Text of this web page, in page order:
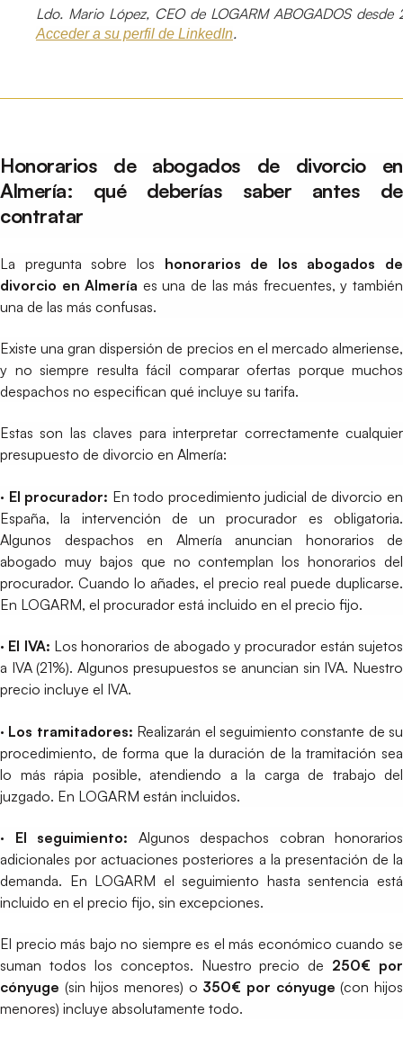
Ldo. Mario López, CEO de LOGARM ABOGADOS desde
Acceder a su perfil de LinkedIn.
Honorarios de abogados de divorcio en
Almería: qué deberías saber antes de
contratar
La pregunta sobre los honorarios de los abogados de
divorcio en Almería es una de las más frecuentes, y también
una de las más confusas.
Existe una gran dispersión de precios en el mercado almeriense,
y no siempre resulta fácil comparar ofertas porque muchos
despachos no especifican qué incluye su tarifa.
Estas son las claves para interpretar correctamente cualquier
presupuesto de divorcio en Almería:
· El procurador: En todo procedimiento judicial de divorcio en
España, la intervención de un procurador es obligatoria.
Algunos despachos en Almería anuncian honorarios de
abogado muy bajos que no contemplan los honorarios del
procurador. Cuando lo añades, el precio real puede duplicarse.
En LOGARM, el procurador está incluido en el precio fijo.
· El IVA: Los honorarios de abogado y procurador están sujetos
a IVA (21%). Algunos presupuestos se anuncian sin IVA. Nuestro
precio incluye el IVA.
· Los tramitadores: Realizarán el seguimiento constante de su
procedimiento, de forma que la duración de la tramitación sea
lo más rápia posible, atendiendo a la carga de trabajo del
juzgado. En LOGARM están incluidos.
· El seguimiento: Algunos despachos cobran honorarios
adicionales por actuaciones posteriores a la presentación de la
demanda. En LOGARM el seguimiento hasta sentencia está
incluido en el precio fijo, sin excepciones.
El precio más bajo no siempre es el más económico cuando se
suman todos los conceptos. Nuestro precio de 250€ por
cónyuge (sin hijos menores) o 350€ por cónyuge (con hijos
menores) incluye absolutamente todo.